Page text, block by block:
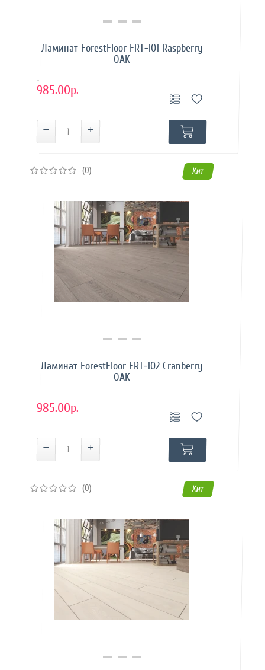
Купить в 1 клик
Ламинат ForestFloor FRT-101 Raspberry
OAK
..
985.00р.
(0) Хит
Купить в 1 клик
Ламинат ForestFloor FRT-102 Cranberry
OAK
..
985.00р.
(0) Хит
Купить в 1 клик